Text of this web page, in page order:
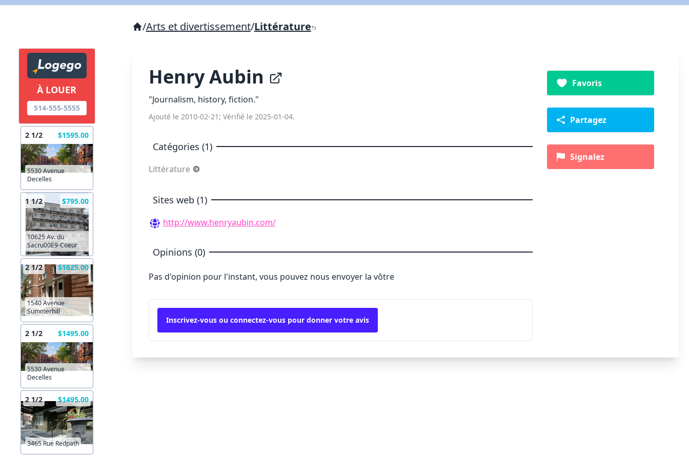
À LOUER
514-555-5555
2 1/2 $1595.00
5530 Avenue
Decelles
1 1/2 $795.00
10625 Av. du
Sacru00E9-Coeur
2 1/2 $1625.00
1540 Avenue
Summerhill
2 1/2 $1495.00
5530 Avenue
Decelles
2 1/2 $1495.00
3465 Rue Redpath
/Arts et divertissement/Littérature
Henry Aubin
"Journalism, history, fiction."
Ajouté le 2010-02-21; Vérifié le 2025-01-04.
Catégories (1)
Littérature
Sites web (1)
http://www.henryaubin.com/
Opinions (0)
Pas d'opinion pour l'instant, vous pouvez nous envoyer la vôtre
Inscrivez-vous ou connectez-vous pour donner votre avis
Favoris
Partagez
Signalez